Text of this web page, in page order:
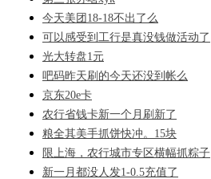
今天美团18-18不出了么
可以感受到工行是真没钱做活动了
光大转盘1元
吧码昨天刷的今天还没到帐么
京东20e卡
农行省钱卡新一个月刷新了
粮全其美手抓饼快冲。15块
限上海，农行城市专区横幅抓粽子
新一月都没人发1-0.5充值了